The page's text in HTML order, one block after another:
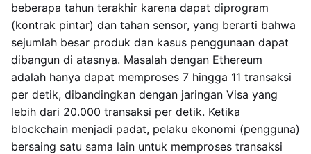
beberapa tahun terakhir karena dapat diprogram
(kontrak pintar) dan tahan sensor, yang berarti bahwa
sejumlah besar produk dan kasus penggunaan dapat
dibangun di atasnya. Masalah dengan Ethereum
adalah hanya dapat memproses 7 hingga 11 transaksi
per detik, dibandingkan dengan jaringan Visa yang
lebih dari 20.000 transaksi per detik. Ketika
blockchain menjadi padat, pelaku ekonomi (pengguna)
bersaing satu sama lain untuk memproses transaksi